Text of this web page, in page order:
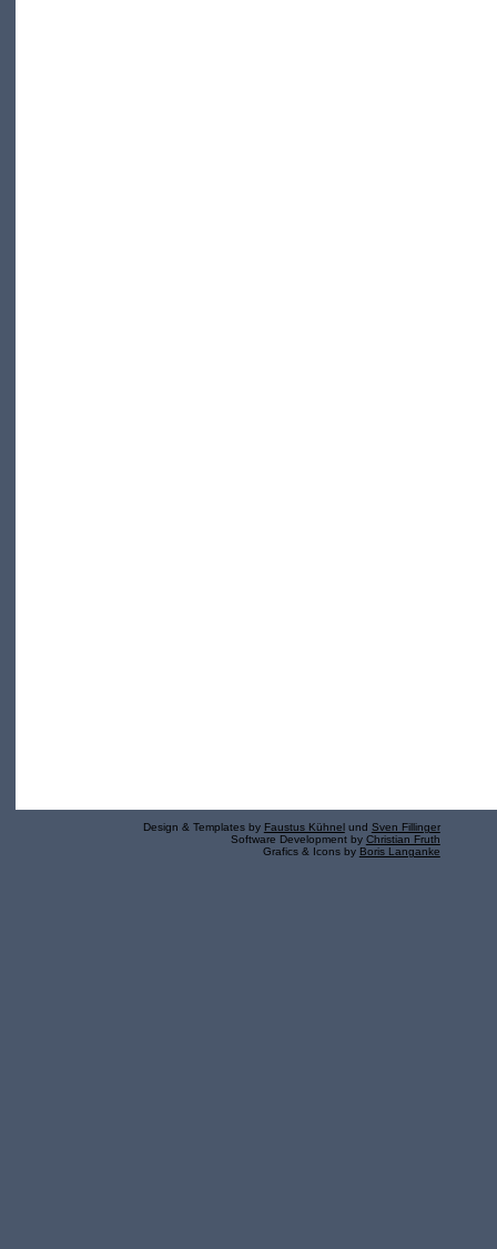
Design & Templates by Faustus Kühnel und Sven Fillinger
Software Development by Christian Fruth
Grafics & Icons by Boris Langanke